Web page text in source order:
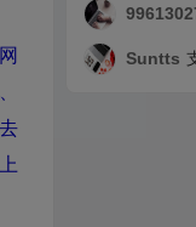
Suntts